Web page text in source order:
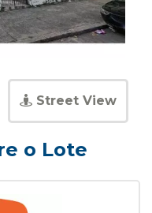
Street View
o Lote